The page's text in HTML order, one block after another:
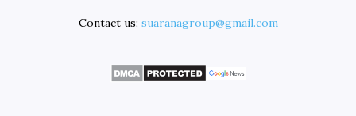
Contact us: suaranagroup@gmail.com